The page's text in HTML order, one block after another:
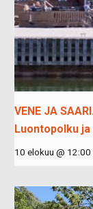
VENE JA
Luontopolku
10 elokuu @ 12:00